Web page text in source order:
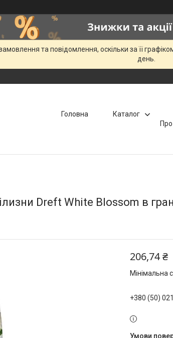
та повідомлення, оскільки за її
день.
Головна Каталог
Dreft White Blossom в
206,74 ₴
Мінімальна
+380 (50)